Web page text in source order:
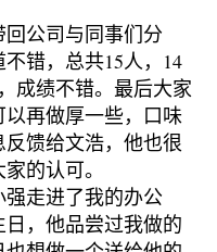
公司与同事们分
错，总共15人，14
成绩不错。最后大家
再做厚一些，口味
馈给文浩，他也很
的认可。
走进了我的办公
，他品尝过我做的